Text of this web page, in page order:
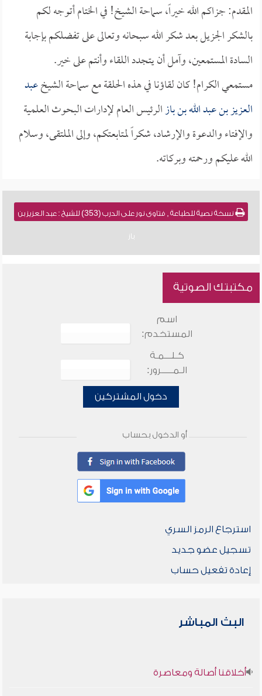
المقدم: جزاكم الله خيراً، سماحة الشيخ! في الختام أتوجه لكم
بالشكر الجزيل بعد شكر الله سبحانه وتعالى على تفضلكم بإجابة
السادة المستمعين، وآمل أن يتجدد اللقاء وأنتم على خير.
مستمعي الكرام! كان لقاؤنا في هذه الحلقة مع سماحة الشيخعبد
العزيز بن عبد الله بن بازالرئيس العام لإدارات البحوث العلمية
والإفتاء والدعوة والإرشاد، شكراً لمتابعتكم، وإلى الملتقى، وسلام
الله عليكم ورحمته وبركاته.
نسخة نصية للطباعة , فتاوى نور على الدرب (353) للشيخ : عبد العزيز بن
باز
مكتبتك الصوتية
اسم
المستخدم:
كـلـــمـة
الـمـــــرور:
دخول المشتركين
أو الدخول بحساب
استرجاع الرمز السري
تسجيل عضو جديد
إعادة تفعيل حساب
البث المباشر
أخلاقنا أصالة ومعاصرة